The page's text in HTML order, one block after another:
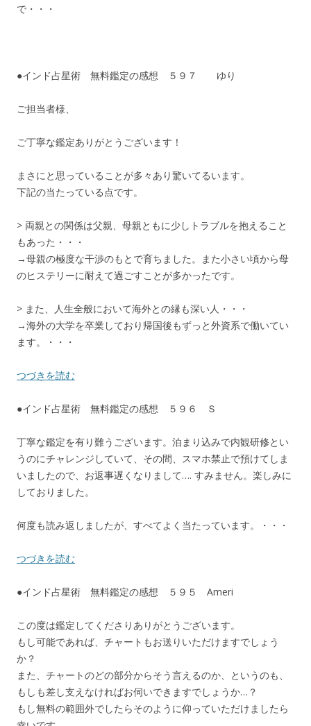
で・・・
●インド占星術 無料鑑定の感想 ５９７ ゆり
ご担当者様、
ご丁寧な鑑定ありがとうございます！
まさにと思っていることが多々あり驚いてるいます。
下記の当たっている点です。
> 両親との関係は父親、母親ともに少しトラブルを抱えること
もあった・・・
→母親の極度な干渉のもとで育ちました。また小さい頃から母
のヒステリーに耐えて過ごすことが多かったです。
> また、人生全般において海外との縁も深い人・・・
→海外の大学を卒業しており帰国後もずっと外資系で働いてい
ます。・・・
つづきを読む
●インド占星術 無料鑑定の感想 ５９６ Ｓ
丁寧な鑑定を有り難うございます。泊まり込みで内観研修とい
うのにチャレンジしていて、その間、スマホ禁止で預けてしま
いましたので、お返事遅くなりまして…. すみません。楽しみに
しておりました。
何度も読み返しましたが、すべてよく当たっています。・・・
つづきを読む
●インド占星術 無料鑑定の感想 ５９５ Ameri
この度は鑑定してくださりありがとうございます。
もし可能であれば、チャートもお送りいただけますでしょう
か？
また、チャートのどの部分からそう言えるのか、というのも、
もしも差し支えなければお伺いできますでしょうか…？
もし無料の範囲外でしたらそのように仰っていただけましたら